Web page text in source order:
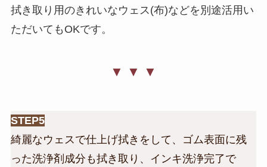
拭き取り用のきれいなウェス(布)などを別途活用い
ただいてもOKです。
▼ ▼ ▼
STEP5
綺麗なウェスで仕上げ拭きをして、ゴム表面に残
った洗浄剤成分も拭き取り、インキ洗浄完了で